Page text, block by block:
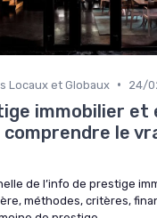
Locaux et Globaux • 24/
immobilier et
le
de l’info de prestige
méthodes, critères,